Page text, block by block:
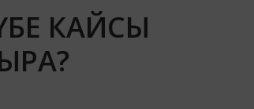
КАЙСЫ